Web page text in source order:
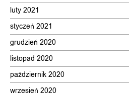
luty 2021
styczeń 2021
grudzień 2020
listopad 2020
październik 2020
wrzesień 2020